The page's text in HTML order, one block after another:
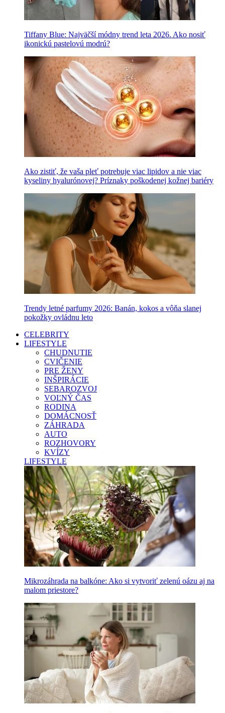
Tiffany Blue: Najväčší módny trend leta 2026. Ako nosiť
ikonickú pastelovú modrú?
Ako zistiť, že vaša pleť potrebuje viac lipidov a nie viac
kyseliny hyalurónovej? Príznaky poškodenej kožnej bariéry
Trendy letné parfumy 2026: Banán, kokos a vôňa slanej
pokožky ovládnu leto
CELEBRITY
LIFESTYLE
CHUDNUTIE
CVIČENIE
PRE ŽENY
INŠPIRÁCIE
SEBAROZVOJ
VOĽNÝ ČAS
RODINA
DOMÁCNOSŤ
ZÁHRADA
AUTO
ROZHOVORY
KVÍZY
LIFESTYLE
Mikrozáhrada na balkóne: Ako si vytvoriť zelenú oázu aj na
malom priestore?